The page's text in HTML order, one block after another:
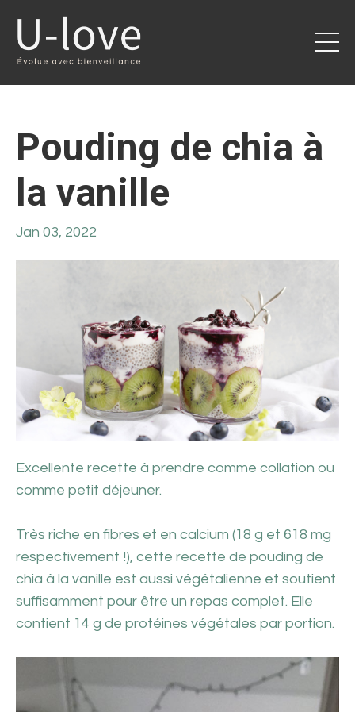
Pouding de chia à
la vanille
Jan 03, 2022
Excellente recette à prendre comme collation ou
comme petit déjeuner.
Très riche en fibres et en calcium (18 g et 618 mg
respectivement !), cette recette de pouding de
chia à la vanille est aussi végétalienne et soutient
suffisamment pour être un repas complet. Elle
contient 14 g de protéines végétales par portion.